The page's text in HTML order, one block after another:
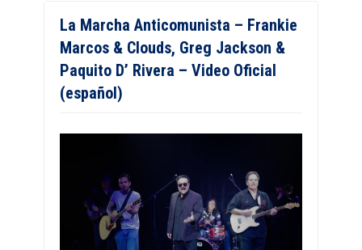
La Marcha Anticomunista – Frankie
Marcos & Clouds, Greg Jackson &
Paquito D’ Rivera – Video Oficial
(español)